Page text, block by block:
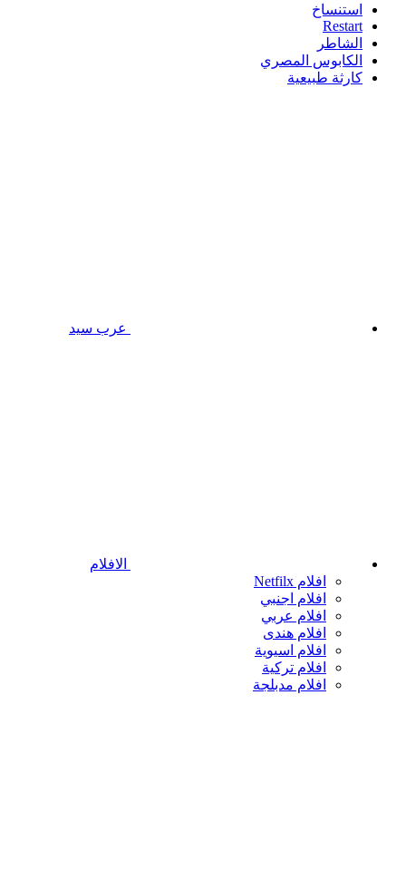
استنساخ
Restart
الشاطر
الكابوس المصري
كارثة طبيعية
عرب سيد
الافلام
افلام Netfilx
افلام اجنبي
افلام عربي
افلام هندى
افلام اسيوية
افلام تركية
افلام مدبلجة